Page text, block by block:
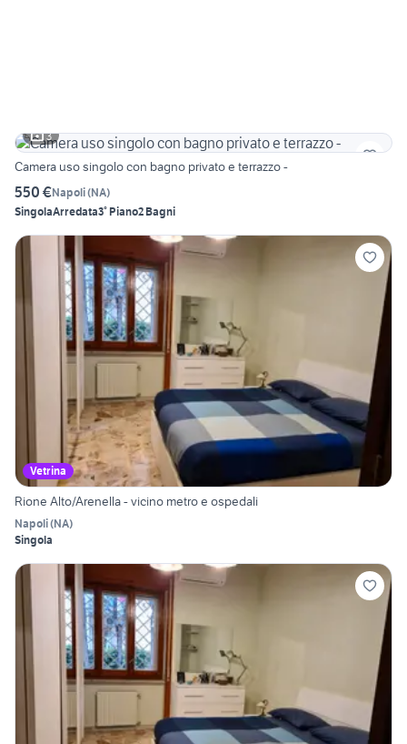
3
Camera uso singolo con bagno privato e terrazzo -
550 €Napoli(NA)
SingolaArredata3° Piano2 Bagni
Vetrina
Rione Alto/Arenella - vicino metro e ospedali
Napoli(NA)
Singola